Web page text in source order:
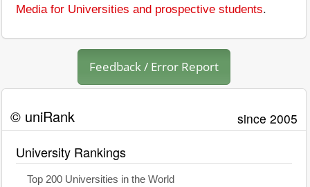
Media for Universities and prospective students.
Feedback / Error Report
© uniRank since 2005
University Rankings
Top 200 Universities in the World